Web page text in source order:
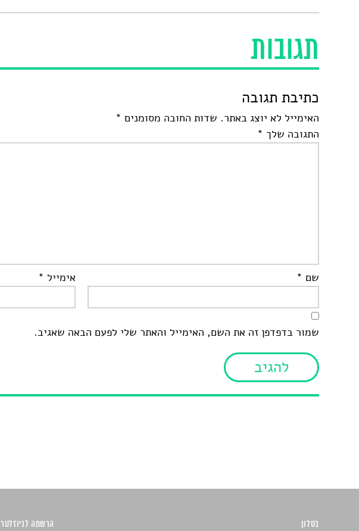
תגובות
כתיבת תגובה
האימייל לא יוצג באתר. שדות החובה מסומנים *
התגובה שלך *
שם * אימייל *
שמור בדפדפן זה את השם, האימייל והאתר שלי לפעם הבאה שאגיב.
בסלון הרשמה לניוזלטר